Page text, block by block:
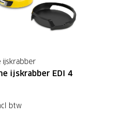
ijskrabber
ijskrabber EDI 4
btw